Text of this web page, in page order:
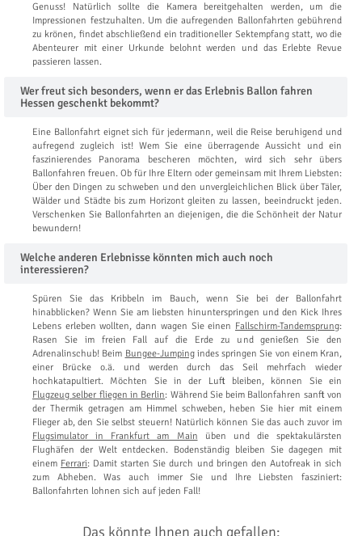
Genuss! Natürlich sollte die Kamera bereitgehalten werden, um die
Impressionen festzuhalten. Um die aufregenden Ballonfahrten gebührend
zu krönen, findet abschließend ein traditioneller Sektempfang statt, wo die
Abenteurer mit einer Urkunde belohnt werden und das Erlebte Revue
passieren lassen.
Wer freut sich besonders, wenn er das Erlebnis Ballon fahren
Hessen geschenkt bekommt?
Eine Ballonfahrt eignet sich für jedermann, weil die Reise beruhigend und
aufregend zugleich ist! Wem Sie eine überragende Aussicht und ein
faszinierendes Panorama bescheren möchten, wird sich sehr übers
Ballonfahren freuen. Ob für Ihre Eltern oder gemeinsam mit Ihrem Liebsten:
Über den Dingen zu schweben und den unvergleichlichen Blick über Täler,
Wälder und Städte bis zum Horizont gleiten zu lassen, beeindruckt jeden.
Verschenken Sie Ballonfahrten an diejenigen, die die Schönheit der Natur
bewundern!
Welche anderen Erlebnisse könnten mich auch noch
interessieren?
Spüren Sie das Kribbeln im Bauch, wenn Sie bei der Ballonfahrt
hinabblicken? Wenn Sie am liebsten hinunterspringen und den Kick Ihres
Lebens erleben wollten, dann wagen Sie einen Fallschirm-Tandemsprung:
Rasen Sie im freien Fall auf die Erde zu und genießen Sie den
Adrenalinschub! Beim Bungee-Jumpingindes springen Sie von einem Kran,
einer Brücke o.ä. und werden durch das Seil mehrfach wieder
hochkatapultiert. Möchten Sie in der Luft bleiben, können Sie ein
Flugzeug selber fliegen in Berlin: Während Sie beim Ballonfahren sanft von
der Thermik getragen am Himmel schweben, heben Sie hier mit einem
Flieger ab, den Sie selbst steuern! Natürlich können Sie das auch zuvor im
Flugsimulator in Frankfurt am Main üben und die spektakulärsten
Flughäfen der Welt entdecken. Bodenständig bleiben Sie dagegen mit
einem Ferrari: Damit starten Sie durch und bringen den Autofreak in sich
zum Abheben. Was auch immer Sie und Ihre Liebsten fasziniert:
Ballonfahrten lohnen sich auf jeden Fall!
Das könnte Ihnen auch gefallen: